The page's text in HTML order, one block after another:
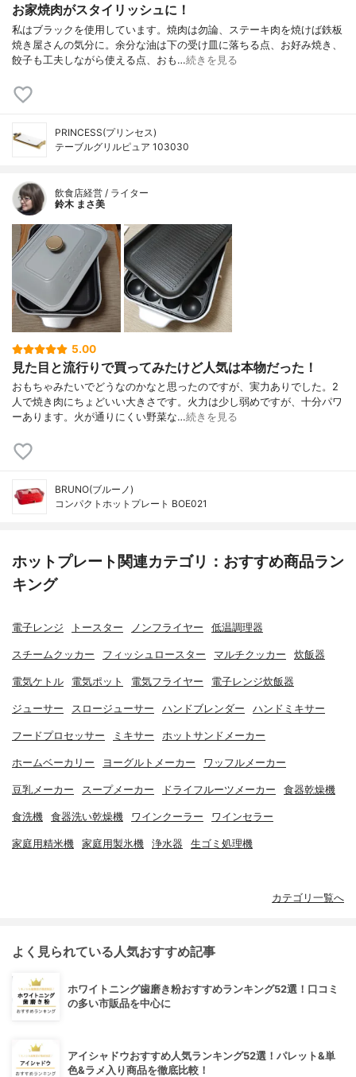
お家焼肉がスタイリッシュに！
私はブラックを使用しています。焼肉は勿論、ステーキ肉を焼けば鉄板
焼き屋さんの気分に。余分な油は下の受け皿に落ちる点、お好み焼き、
餃子も工夫しながら使える点、おも…続きを見る
PRINCESS(プリンセス)
テーブルグリルピュア 103030
飲食店経営 / ライター
鈴木 まさ美
5.00
見た目と流行りで買ってみたけど人気は本物だった！
おもちゃみたいでどうなのかなと思ったのですが、実力ありでした。2
人で焼き肉にちょどいい大きさです。火力は少し弱めですが、十分パワ
ーあります。火が通りにくい野菜な…続きを見る
BRUNO(ブルーノ)
コンパクトホットプレート BOE021
ホットプレート関連カテゴリ：おすすめ商品ラン
キング
電子レンジ トースター ノンフライヤー 低温調理器
スチームクッカー フィッシュロースター マルチクッカー 炊飯器
電気ケトル 電気ポット 電気フライヤー 電子レンジ炊飯器
ジューサー スロージューサー ハンドブレンダー ハンドミキサー
フードプロセッサー ミキサー ホットサンドメーカー
ホームベーカリー ヨーグルトメーカー ワッフルメーカー
豆乳メーカー スープメーカー ドライフルーツメーカー 食器乾燥機
食洗機 食器洗い乾燥機 ワインクーラー ワインセラー
家庭用精米機 家庭用製氷機 浄水器 生ゴミ処理機
カテゴリ一覧へ
よく見られている人気おすすめ記事
ホワイトニング歯磨き粉おすすめランキング52選！口コミ
の多い市販品を中心に
アイシャドウおすすめ人気ランキング52選！パレット&単
色&ラメ入り商品を徹底比較！